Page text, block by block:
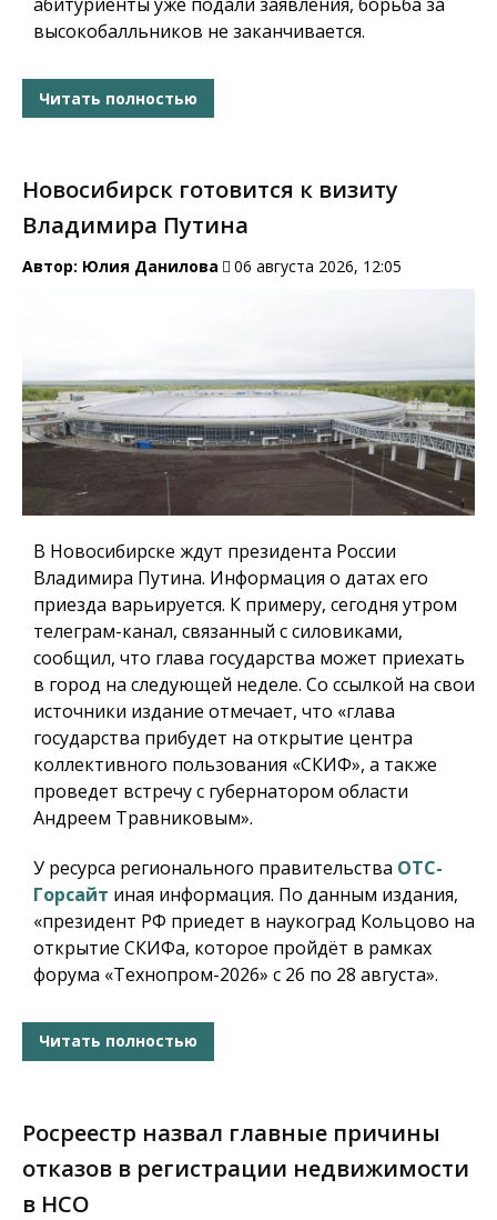
высокобалльников не заканчивается.
Читать полностью
Новосибирск готовится к визиту
Владимира Путина
Автор: Юлия Данилова 06 августа 2026, 12:05
В Новосибирске ждут президента России
Владимира Путина. Информация о датах его
приезда варьируется. К примеру, сегодня утром
телеграм-канал, связанный с силовиками,
сообщил, что глава государства может приехать
в город на следующей неделе. Со ссылкой на свои
источники издание отмечает, что «глава
государства прибудет на открытие центра
коллективного пользования «СКИФ», а также
проведет встречу с губернатором области
Андреем Травниковым».
У ресурса регионального правительства ОТС-
Горсайт иная информация. По данным издания,
«президент РФ приедет в наукоград Кольцово на
открытие СКИФа, которое пройдёт в рамках
форума «Технопром-2026» с 26 по 28 августа».
Читать полностью
Росреестр назвал главные причины
отказов в регистрации недвижимости
в НСО